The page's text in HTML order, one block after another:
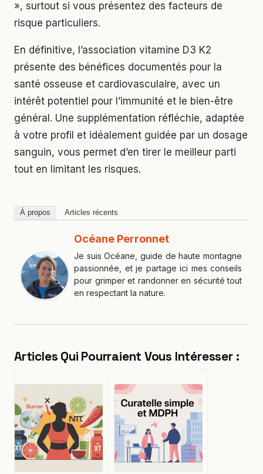
», surtout si vous présentez des facteurs de
risque particuliers.
En définitive, l’association vitamine D3 K2
présente des bénéfices documentés pour la
santé osseuse et cardiovasculaire, avec un
intérêt potentiel pour l’immunité et le bien-être
général. Une supplémentation réfléchie, adaptée
à votre profil et idéalement guidée par un dosage
sanguin, vous permet d’en tirer le meilleur parti
tout en limitant les risques.
À propos Articles récents
Océane Perronnet
Je suis Océane, guide de haute montagne
passionnée, et je partage ici mes conseils
pour grimper et randonner en sécurité tout
en respectant la nature.
Articles Qui Pourraient Vous Intéresser :